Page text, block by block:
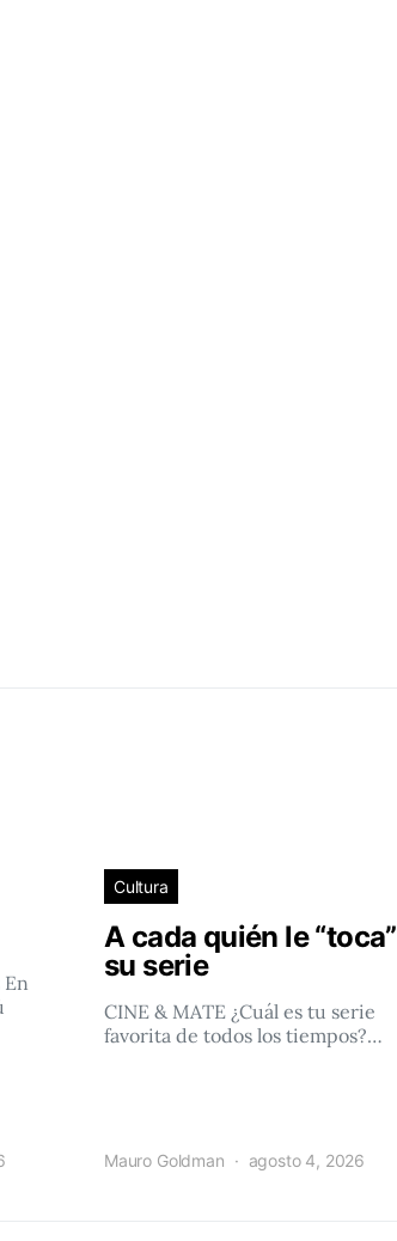
Cultura
A cada quién le “toca”
su serie
CINE & MATE ¿Cuál es tu serie
favorita de todos los tiempos?…
Mauro Goldman agosto 4, 2026